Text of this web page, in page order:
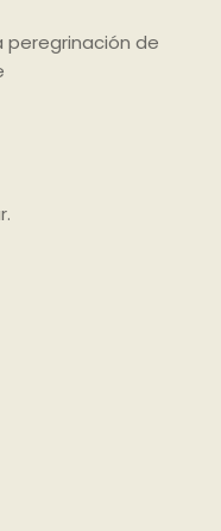
peregrinación de